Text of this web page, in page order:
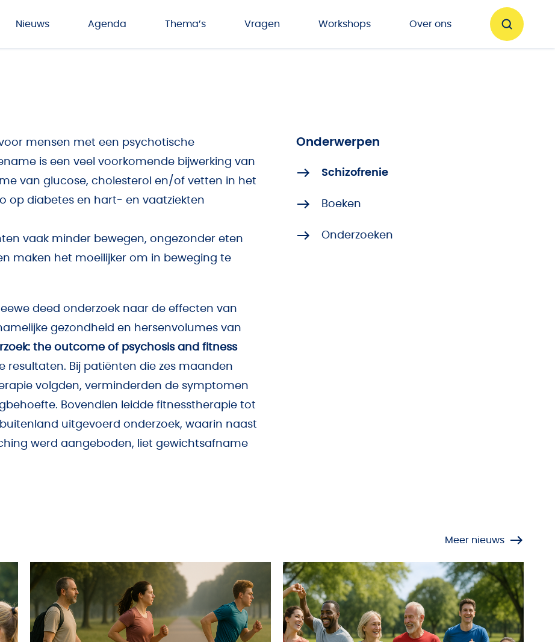
Nieuws
Agenda Thema’s Vragen Workshops Over ons
mensen met een psychotische
is een veel voorkomende bijwerking van
van glucose, cholesterol en/of vetten in het
op diabetes en hart- en vaatziekten
vaak minder bewegen, ongezonder eten
maken het moeilijker om in beweging te
deed onderzoek naar de effecten van
gezondheid en hersenvolumes van
the outcome of psychosis and fitness
resultaten. Bij patiënten die zes maanden
volgden, verminderden de symptomen
Bovendien leidde fitnesstherapie tot
uitgevoerd onderzoek, waarin naast
werd aangeboden, liet gewichtsafname
Onderwerpen
Schizofrenie
Boeken
Onderzoeken
Meer nieuws